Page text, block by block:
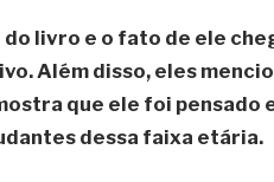
do livro e o fato de ele
Além disso, eles
que ele foi pensado
dessa faixa etária.